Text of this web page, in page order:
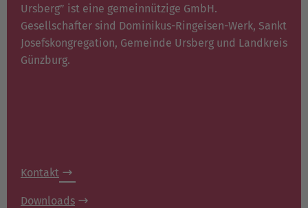
Ursberg” ist eine gemeinnützige GmbH.
Gesellschafter sind Dominikus-Ringeisen-Werk, Sankt
Josefskongregation, Gemeinde Ursberg und Landkreis
Günzburg.
Kontakt
Downloads